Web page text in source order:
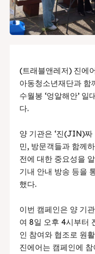
(트래블앤레저) 진에
아동청소년재단과 함
수월봉 ‘엉알해안’
다.
양 기관은 ‘진(JIN)짜
민, 방문객들과 함께
전에 대한 중요성을
기내 안내 방송 등을
했다.
이번 캠페인은 양 기
여 8일 오후 4시부터
인 참여와 협조로 원
진에어는 캠페인에